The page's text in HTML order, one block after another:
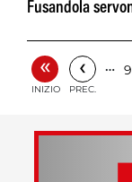
Fusandola
«
INIZIO
‹
PREC.
…